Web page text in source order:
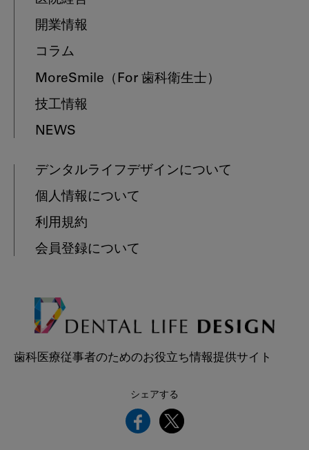
開業情報
コラム
MoreSmile （For 歯科衛生士）
技工情報
NEWS
デンタルライフデザインについて
個人情報について
利用規約
会員登録について
歯科医療従事者のためのお役立ち情報提供サイト
シェアする